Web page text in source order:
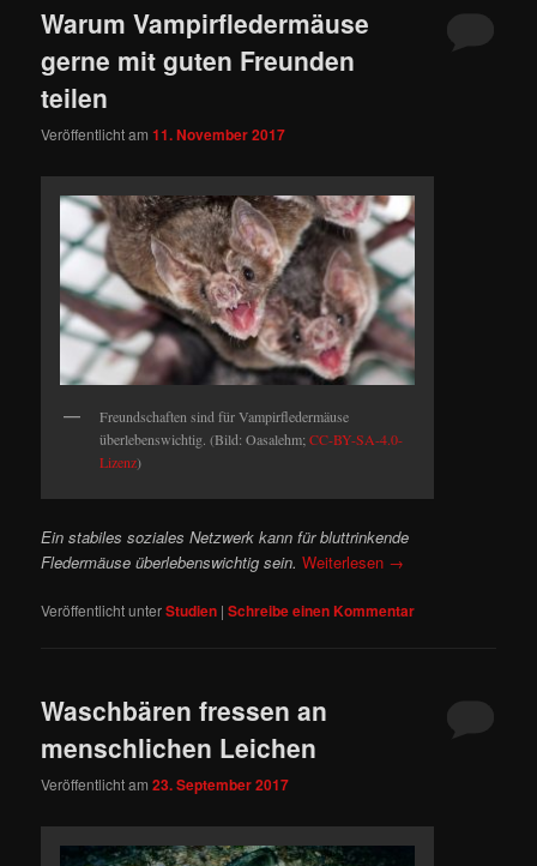
Warum Vampirfledermäuse
gerne mit guten Freunden
teilen
Veröffentlicht am11. November 2017
Freundschaften sind für Vampirfledermäuse
überlebenswichtig. (Bild: Oasalehm;CC-BY-SA-4.0-
Lizenz)
Ein stabiles soziales Netzwerk kann für bluttrinkende
Fledermäuse überlebenswichtig sein. Weiterlesen →
Veröffentlicht unterStudien |Schreibe einen Kommentar
Waschbären fressen an
menschlichen Leichen
Veröffentlicht am23. September 2017